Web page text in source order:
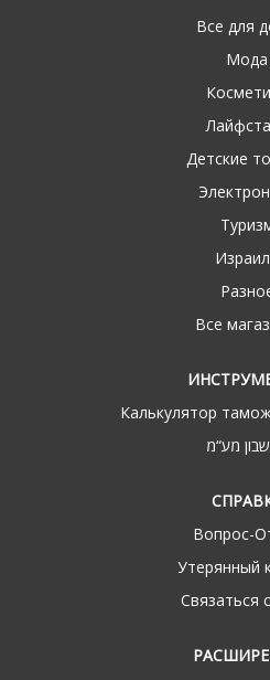
Все для
Мода
Детские
Все
Калькулятор
מע“מ
Вопрос-
Утерянный
Связаться